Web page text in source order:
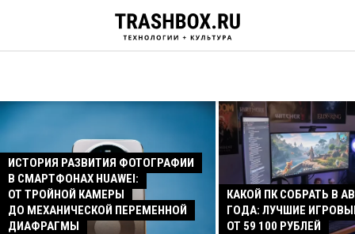
ИСТОРИЯ РАЗВИТИЯ ФОТОГРАФИИ
В СМАРТФОНАХ HUAWEI:
ОТ ТРОЙНОЙ КАМЕРЫ
ДО МЕХАНИЧЕСКОЙ ПЕРЕМЕННОЙ
ДИАФРАГМЫ
КАКОЙ ПК СОБРАТЬ В
ГОДА: ЛУЧШИЕ
ОТ 59 100 РУБЛЕЙ